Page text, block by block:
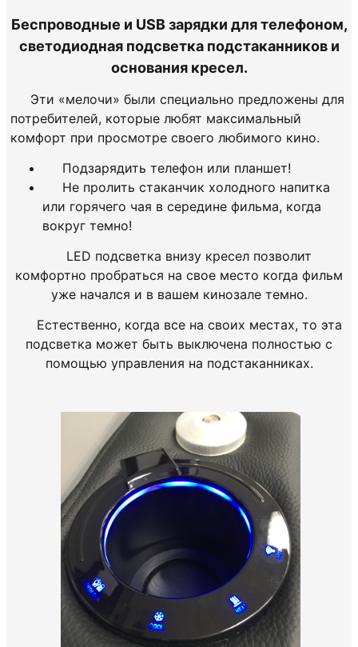
Беспроводные и USB зарядки для телефоном,
светодиодная подсветка подстаканников и
основания кресел.
Эти «мелочи» были специально предложены для
потребителей, которые любят максимальный
комфорт при просмотре своего любимого кино.
Подзарядить телефон или планшет!
Не пролить стаканчик холодного напитка
или горячего чая в середине фильма, когда
вокруг темно!
LED подсветка внизу кресел позволит
комфортно пробраться на свое место когда фильм
уже начался и в вашем кинозале темно.
Естественно, когда все на своих местах, то эта
подсветка может быть выключена полностью с
помощью управления на подстаканниках.